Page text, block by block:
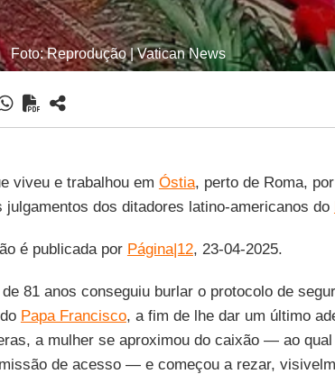
Foto: Reprodução | Vatican News
viveu e trabalhou em Óstia, perto de Roma,
julgamentos dos ditadores latino-americanos do
é publicada por Página|12, 23-04-2025.
81 anos conseguiu burlar o protocolo de
Papa Francisco, a fim de lhe dar um último
a mulher se aproximou do caixão — ao
de acesso — e começou a rezar,